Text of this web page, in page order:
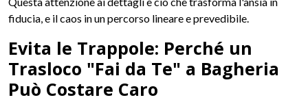
fiducia, e il caos in un percorso lineare e prevedibile.
Evita le Trappole: Perché un
Trasloco "Fai da Te" a Bagheria
Può Costare Caro